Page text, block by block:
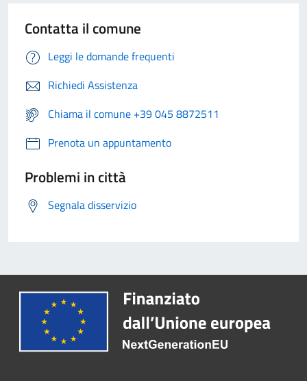
Contatta il comune
Leggi le domande frequenti
Richiedi Assistenza
Chiama il comune +39 045 8872511
Prenota un appuntamento
Problemi in città
Segnala disservizio